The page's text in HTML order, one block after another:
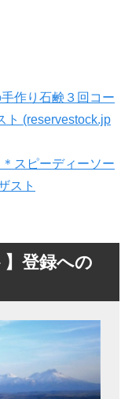
作り石鹸３回コー
ト (reservestock.jp
スピーディーソー
スト
】登録への